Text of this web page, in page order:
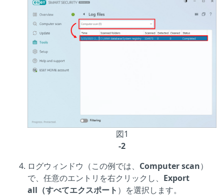
図1
-2
ログウィンドウ（この例では、 Computer scan）
で、任意のエントリを右クリックし、 Export
all（すべてエクスポート ）を選択します。